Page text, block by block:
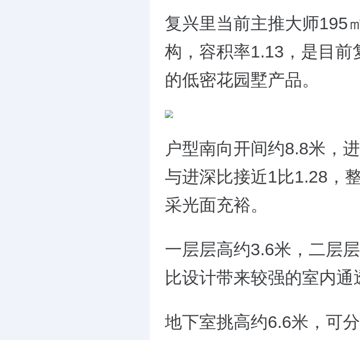
复兴里当前主推大师195
构，容积率1.13，是目前
的低密花园墅产品。
户型南向开间约8.8米，
与进深比接近1比1.28，
采光面充裕。
一层层高约3.6米，二层
比设计带来较强的室内通
地下室挑高约6.6米，可